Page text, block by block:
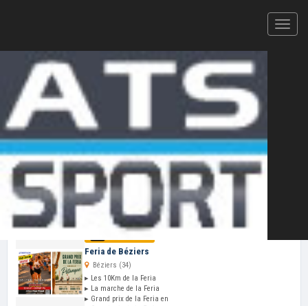
Votre plateforme d'inscription en ligne et de résultats
CHRONOMÉTRAGE ATS-SPORT — 2026
Cliquez ici pour ajouter votreépreuveau
calendrier ATS-Sport
VOS PROCHAINES COURSES
Mer 12 Aoû
Feria de Béziers
Béziers (34)
▸ Les 10Km de la Feria
▸ La marche de la Feria
▸ Grand prix de la Feria en